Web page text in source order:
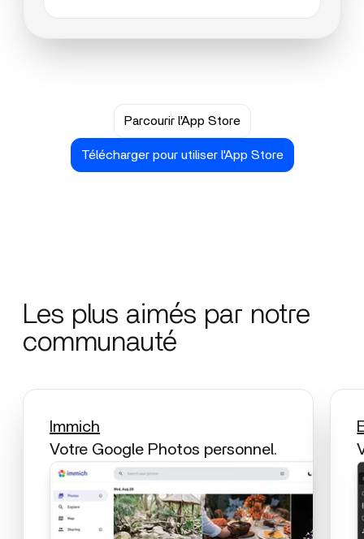
Parcourir l'App Store
Télécharger pour utiliser l'App Store
Les plus aimés par notre
communauté
Immich
Votre Google Photos personnel.